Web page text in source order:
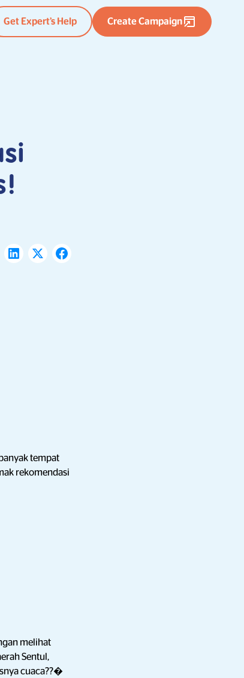
Get Expert’s Help Create Campaign
tempat
rekomendasi
melihat
Sentul,
cuaca??�